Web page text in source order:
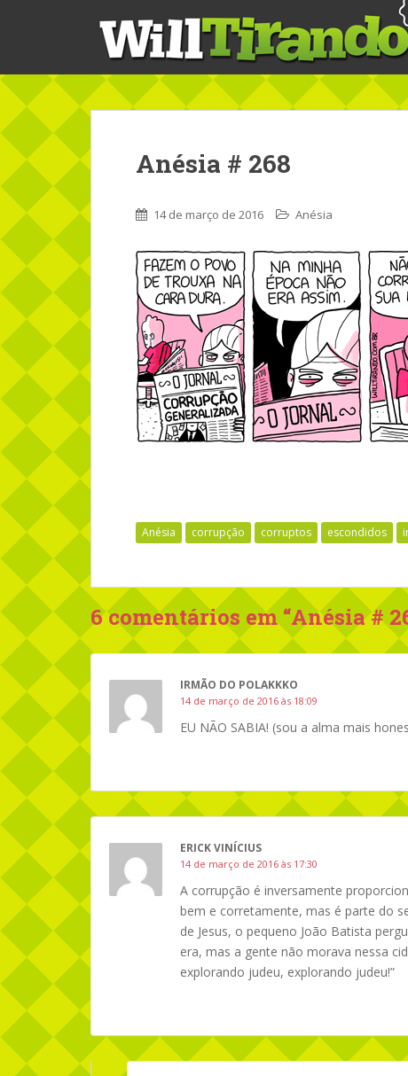
p
m
n
o
e
Anésia # 268
14 de março de 2016 Anésia
Anésia corrupção corruptos escondidos
6 comentários em “Anésia #
IRMÃO DO POLAKKKO
14 de março de 2016 às 18:09
EU NÃO SABIA! (sou a alma mais
ERICK VINÍCIUS
14 de março de 2016 às 17:30
A corrupção é inversamente
bem e corretamente, mas é parte do
de Jesus, o pequeno João Batista
era, mas a gente não morava nessa
explorando judeu, explorando judeu!”